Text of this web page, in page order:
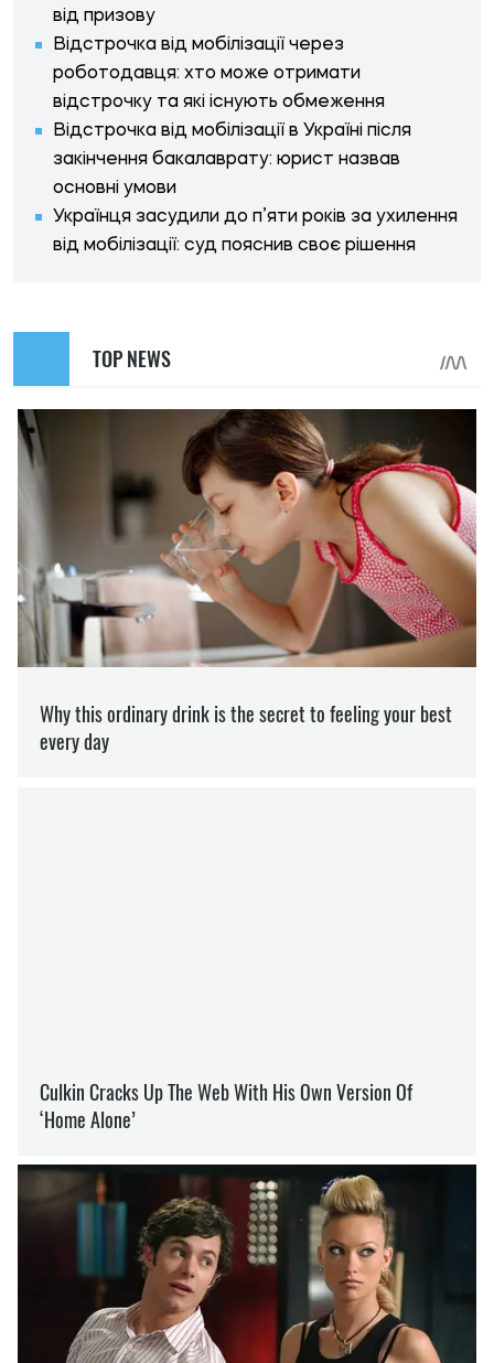
від призову
Відстрочка від мобілізації через
роботодавця: хто може отримати
відстрочку та які існують обмеження
Відстрочка від мобілізації в Україні після
закінчення бакалаврату: юрист назвав
основні умови
Українця засудили до п’яти років за ухилення
від мобілізації: суд пояснив своє рішення